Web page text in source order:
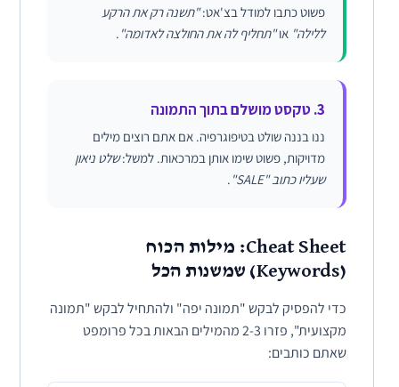
פשוט כתבו למודל בצ'אט:"תשנה רק את הרקע
ללילה" או"תחליף לה את החולצה לאדומה" .
3. טקסט מושלם בתוך התמונה
ננו בננה שולט בטיפוגרפיה. אם אתם רוצים מילים
מדויקות, פשוט שימו אותן במרכאות. למשל:שלט ניאון
שעליו כתוב "SALE"
.
Cheat Sheet: מילות הכוח
(Keywords) שמשנות הכל
כדי להפסיק לבקש "תמונה יפה" ולהתחיל לבקש "תמונה
מקצועית", פזרו 2-3 מהמילים הבאות בכל פרומפט
שאתם כותבים: